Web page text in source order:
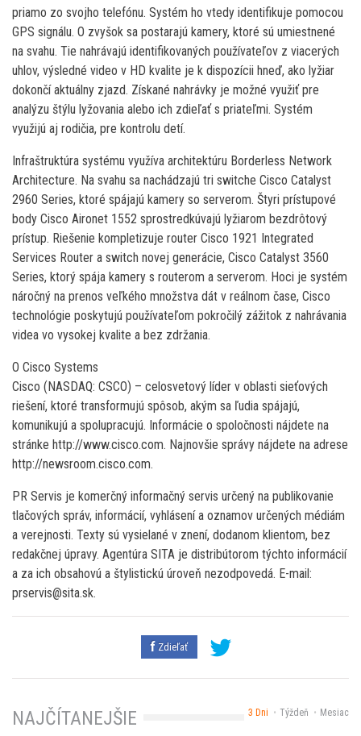
priamo zo svojho telefónu. Systém ho vtedy identifikuje pomocou
GPS signálu. O zvyšok sa postarajú kamery, ktoré sú umiestnené
na svahu. Tie nahrávajú identifikovaných používateľov z viacerých
uhlov, výsledné video v HD kvalite je k dispozícii hneď, ako lyžiar
dokončí aktuálny zjazd. Získané nahrávky je možné využiť pre
analýzu štýlu lyžovania alebo ich zdieľať s priateľmi. Systém
využijú aj rodičia, pre kontrolu detí.
Infraštruktúra systému využíva architektúru Borderless Network
Architecture. Na svahu sa nachádzajú tri switche Cisco Catalyst
2960 Series, ktoré spájajú kamery so serverom. Štyri prístupové
body Cisco Aironet 1552 sprostredkúvajú lyžiarom bezdrôtový
prístup. Riešenie kompletizuje router Cisco 1921 Integrated
Services Router a switch novej generácie, Cisco Catalyst 3560
Series, ktorý spája kamery s routerom a serverom. Hoci je systém
náročný na prenos veľkého množstva dát v reálnom čase, Cisco
technológie poskytujú používateľom pokročilý zážitok z nahrávania
videa vo vysokej kvalite a bez zdržania.
O Cisco Systems
Cisco (NASDAQ: CSCO) – celosvetový líder v oblasti sieťových
riešení, ktoré transformujú spôsob, akým sa ľudia spájajú,
komunikujú a spolupracujú. Informácie o spoločnosti nájdete na
stránke http://www.cisco.com. Najnovšie správy nájdete na adrese
http://newsroom.cisco.com.
PR Servis je komerčný informačný servis určený na publikovanie
tlačových správ, informácií, vyhlásení a oznamov určených médiám
a verejnosti. Texty sú vysielané v znení, dodanom klientom, bez
redakčnej úpravy. Agentúra SITA je distribútorom týchto informácií
a za ich obsahovú a štylistickú úroveň nezodpovedá. E-mail:
prservis@sita.sk.
Zdieľať
3 Dni Týždeň Mesiac
NAJČÍTANEJŠIE